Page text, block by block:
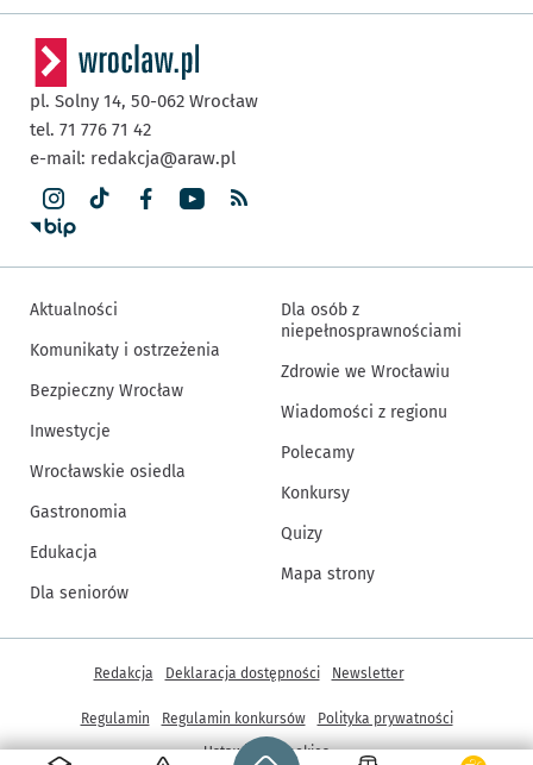
Strona główna - wroclaw.pl
pl. Solny 14, 50-062 Wrocław
tel. 71 776 71 42
e-mail: redakcja@araw.pl
Aktualności
Komunikaty i ostrzeżenia
Bezpieczny Wrocław
Inwestycje
Wrocławskie osiedla
Gastronomia
Edukacja
Dla seniorów
Dla osób z
niepełnosprawnościami
Zdrowie we Wrocławiu
Wiadomości z regionu
Polecamy
Konkursy
Quizy
Mapa strony
Inne informacje
Redakcja Deklaracja dostępności Newsletter
Regulamin Regulamin konkursów
Polityka prywatności
Ustawienia cookies